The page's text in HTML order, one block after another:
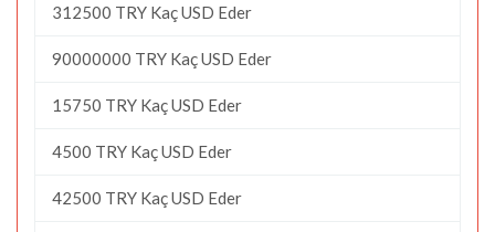
312500 TRY Kaç USD Eder
90000000 TRY Kaç USD Eder
15750 TRY Kaç USD Eder
4500 TRY Kaç USD Eder
42500 TRY Kaç USD Eder